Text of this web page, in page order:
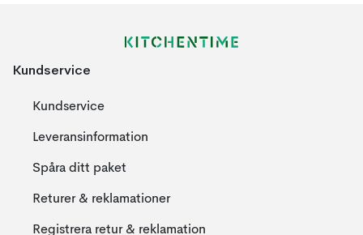
Kundservice
Kundservice
Leveransinformation
Spåra ditt paket
Returer & reklamationer
Registrera retur & reklamation